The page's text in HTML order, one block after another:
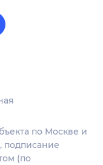
по Москве и
подписание
(по